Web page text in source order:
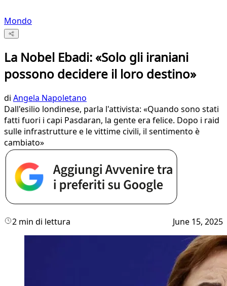
Mondo
La Nobel Ebadi: «Solo gli iraniani
possono decidere il loro destino»
di Angela Napoletano
Dall'esilio londinese, parla l'attivista: «Quando sono stati
fatti fuori i capi Pasdaran, la gente era felice. Dopo i raid
sulle infrastrutture e le vittime civili, il sentimento è
cambiato»
2 min di lettura June 15, 2025